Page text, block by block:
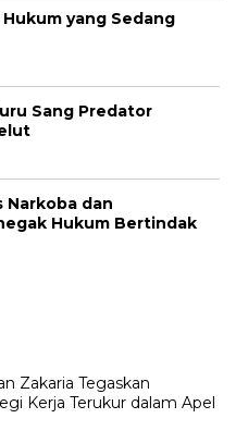
yang Sedang
Sang Predator
Narkoba dan
Hukum Bertindak